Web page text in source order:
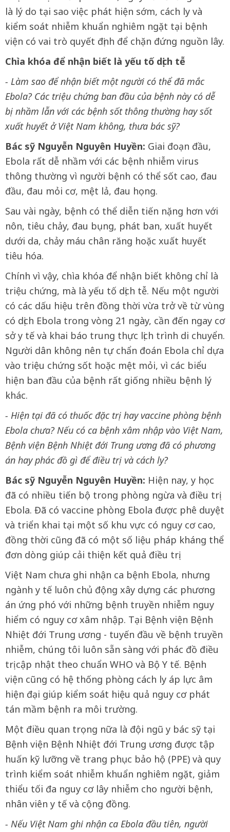
là lý do tại sao việc phát hiện sớm, cách ly và
kiểm soát nhiễm khuẩn nghiêm ngặt tại bệnh
viện có vai trò quyết định để chặn đứng nguồn lây.
Chìa khóa để nhận biết là yếu tố dịch tễ
- Làm sao để nhận biết một người có thể đã mắc
Ebola? Các triệu chứng ban đầu của bệnh này có dễ
bị nhầm lẫn với các bệnh sốt thông thường hay sốt
xuất huyết ở Việt Nam không, thưa bác sỹ?
Bác sỹ Nguyễn Nguyên Huyền: Giai đoạn đầu,
Ebola rất dễ nhầm với các bệnh nhiễm virus
thông thường vì người bệnh có thể sốt cao, đau
đầu, đau mỏi cơ, mệt lả, đau họng.
Sau vài ngày, bệnh có thể diễn tiến nặng hơn với
nôn, tiêu chảy, đau bụng, phát ban, xuất huyết
dưới da, chảy máu chân răng hoặc xuất huyết
tiêu hóa.
Chính vì vậy, chìa khóa để nhận biết không chỉ là
triệu chứng, mà là yếu tố dịch tễ. Nếu một người
có các dấu hiệu trên đồng thời vừa trở về từ vùng
có dịch Ebola trong vòng 21 ngày, cần đến ngay cơ
sở y tế và khai báo trung thực lịch trình di chuyển.
Người dân không nên tự chẩn đoán Ebola chỉ dựa
vào triệu chứng sốt hoặc mệt mỏi, vì các biểu
hiện ban đầu của bệnh rất giống nhiều bệnh lý
khác.
- Hiện tại đã có thuốc đặc trị hay vaccine phòng bệnh
Ebola chưa? Nếu có ca bệnh xâm nhập vào Việt Nam,
Bệnh viện Bệnh Nhiệt đới Trung ương đã có phương
án hay phác đồ gì để điều trị và cách ly?
Bác sỹ Nguyễn Nguyên Huyền: Hiện nay, y học
đã có nhiều tiến bộ trong phòng ngừa và điều trị
Ebola. Đã có vaccine phòng Ebola được phê duyệt
và triển khai tại một số khu vực có nguy cơ cao,
đồng thời cũng đã có một số liệu pháp kháng thể
đơn dòng giúp cải thiện kết quả điều trị.
Việt Nam chưa ghi nhận ca bệnh Ebola, nhưng
ngành y tế luôn chủ động xây dựng các phương
án ứng phó với những bệnh truyền nhiễm nguy
hiểm có nguy cơ xâm nhập. Tại Bệnh viện Bệnh
Nhiệt đới Trung ương - tuyến đầu về bệnh truyền
nhiễm, chúng tôi luôn sẵn sàng với phác đồ điều
trị cập nhật theo chuẩn WHO và Bộ Y tế. Bệnh
viện cũng có hệ thống phòng cách ly áp lực âm
hiện đại giúp kiểm soát hiệu quả nguy cơ phát
tán mầm bệnh ra môi trường.
Một điều quan trọng nữa là đội ngũ y bác sỹ tại
Bệnh viện Bệnh Nhiệt đới Trung ương được tập
huấn kỹ lưỡng về trang phục bảo hộ (PPE) và quy
trình kiểm soát nhiễm khuẩn nghiêm ngặt, giảm
thiểu tối đa nguy cơ lây nhiễm cho người bệnh,
nhân viên y tế và cộng đồng.
- Nếu Việt Nam ghi nhận ca Ebola đầu tiên, người